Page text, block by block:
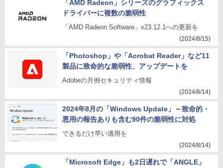
「AMD Radeon」シリーズのグラフィックス
ドライバーに複数の脆弱性
「AMD Radeon Software」v23.12.1への更新を
(2024/8/15)
「Photoshop」や「Acrobat Reader」など11
製品に致命的な脆弱性、アップデートを
Adobeの月例セキュリティ情報
(2024/8/14)
2024年8月の「Windows Update」～致命的・
悪用の報告ありも含む90件の脆弱性に対処
できるだけ早い適用を
(2024/8/14)
「Microsoft Edge」も2日遅れで「ANGLE」